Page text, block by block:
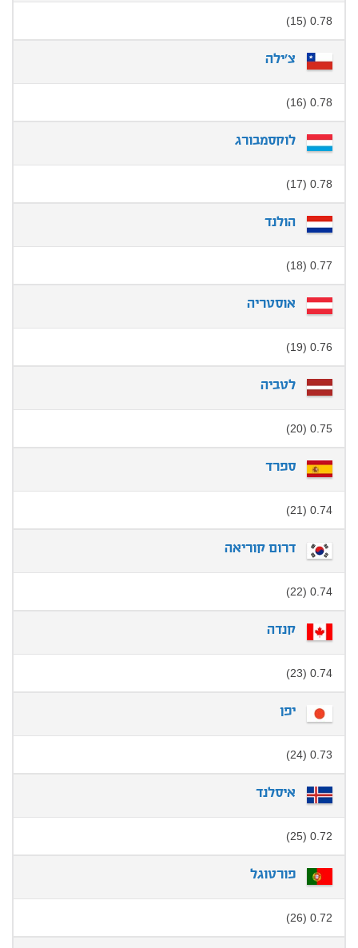
0.78 (15)
צ'ילה
0.78 (16)
לוקסמבורג
0.78 (17)
הולנד
0.77 (18)
אוסטריה
0.76 (19)
לטביה
0.75 (20)
ספרד
0.74 (21)
דרום קוריאה
0.74 (22)
קנדה
0.74 (23)
יפן
0.73 (24)
איסלנד
0.72 (25)
פורטוגל
0.72 (26)